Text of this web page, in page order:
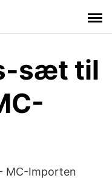
sæt til
MC-Importen